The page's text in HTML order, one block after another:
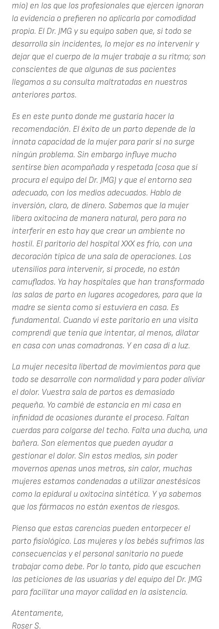
mío) en los que los profesionales que ejercen ignoran
la evidencia o prefieren no aplicarla por comodidad
propia. El Dr. JMG y su equipo saben que, si todo se
desarrolla sin incidentes, lo mejor es no intervenir y
dejar que el cuerpo de la mujer trabaje a su ritmo; son
conscientes de que algunas de sus pacientes
llegamos a su consulta maltratadas en nuestros
anteriores partos.
Es en este punto donde me gustaría hacer la
recomendación. El éxito de un parto depende de la
innata capacidad de la mujer para parir si no surge
ningún problema. Sin embargo influye mucho
sentirse bien acompañada y respetada (cosa que sí
procura el equipo del Dr. JMG) y que el entorno sea
adecuado, con los medios adecuados. Hablo de
inversión, claro, de dinero. Sabemos que la mujer
libera oxitocina de manera natural, pero para no
interferir en esto hay que crear un ambiente no
hostil. El paritorio del hospital XXX es frío, con una
decoración típica de una sala de operaciones. Los
utensilios para intervenir, si procede, no están
camuflados. Ya hay hospitales que han transformado
las salas de parto en lugares acogedores, para que la
madre se sienta como si estuviera en casa. Es
fundamental. Cuando vi este paritorio en una visita
comprendí que tenía que intentar, al menos, dilatar
en casa con unas comadronas. Y en casa di a luz.
La mujer necesita libertad de movimientos para que
todo se desarrolle con normalidad y para poder aliviar
el dolor. Vuestra sala de partos es demasiado
pequeña. Yo cambié de estancia en mi casa en
infinidad de ocasiones durante el proceso. Faltan
cuerdas para colgarse del techo. Falta una ducha, una
bañera. Son elementos que pueden ayudar a
gestionar el dolor. Sin estos medios, sin poder
movernos apenas unos metros, sin calor, muchas
mujeres estamos condenadas a utilizar anestésicos
como la epidural u oxitocina sintética. Y ya sabemos
que los fármacos no están exentos de riesgos.
Pienso que estas carencias pueden entorpecer el
parto fisiológico. Las mujeres y los bebés sufrimos las
consecuencias y el personal sanitario no puede
trabajar como debe. Por lo tanto, pido que escuchen
las peticiones de las usuarias y del equipo del Dr. JMG
para facilitar una mayor calidad en la asistencia.
Atentamente,
Roser S.